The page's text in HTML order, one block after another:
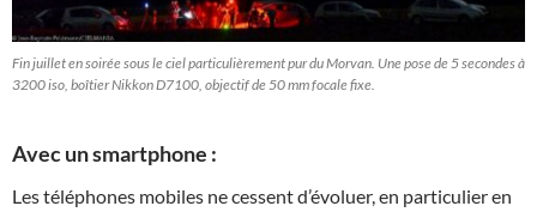
Fin juillet en soirée sous le ciel particulièrement pur du Morvan. Une pose de 5 secondes à
3200 iso, boîtier Nikkon D7100, objectif de 50 mm focale fixe.
Avec un smartphone :
Les téléphones mobiles ne cessent d’évoluer, en particulier en